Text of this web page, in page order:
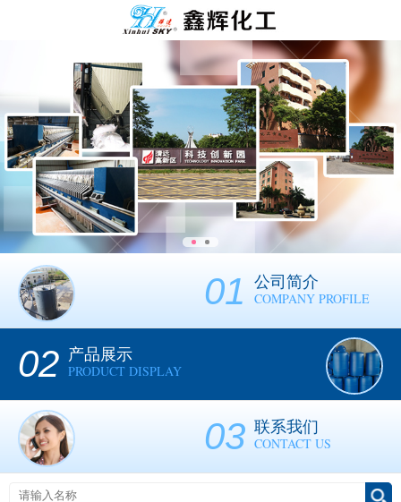
01 公司简介
COMPANY PROFILE
02 产品展示
PRODUCT DISPLAY
03 联系我们
CONTACT US